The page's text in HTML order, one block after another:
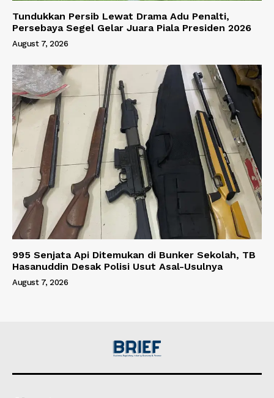
Tundukkan Persib Lewat Drama Adu Penalti,
Persebaya Segel Gelar Juara Piala Presiden 2026
August 7, 2026
995 Senjata Api Ditemukan di Bunker Sekolah, TB
Hasanuddin Desak Polisi Usut Asal-Usulnya
August 7, 2026